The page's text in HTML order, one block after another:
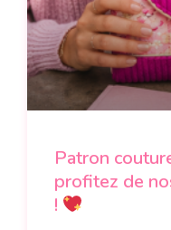
Patron
profitez de
!